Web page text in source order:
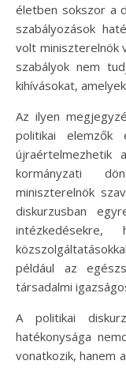
életben sokszor a
szabályozások
volt miniszterelnök
szabályok nem
kihívásokat,
Az ilyen
politikai elemzők
újraértelmezhetik
kormányzati
miniszterelnök
diskurzusban
például az
társadalmi
A politikai
hatékonysága
vonatkozik, hanem